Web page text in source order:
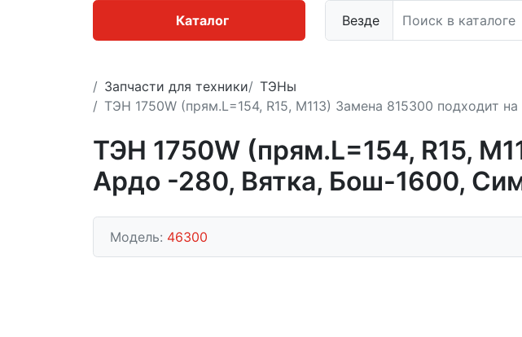
Везде
Каталог
Запчасти для техники
ТЭНы
ТЭН 1750W (прям.L=154, R15, M113) Замена 815300 подходит
ТЭН 1750W (прям.L=154, R15,
Ардо -280, Вятка, Бош-1600,
Модель: 46300